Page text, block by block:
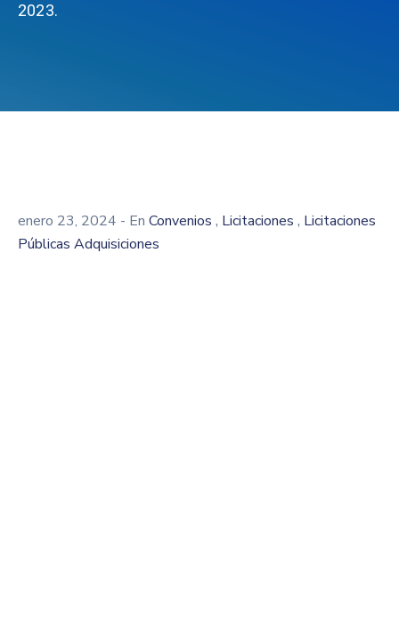
2023.
enero 23, 2024 - En Convenios , Licitaciones , Licitaciones
Públicas Adquisiciones